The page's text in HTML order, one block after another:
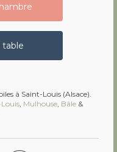
table
à Saint-Louis (Alsace).
Mulhouse Bâle &